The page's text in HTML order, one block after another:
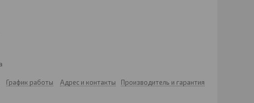
График работы Адрес и контакты Производитель и гарантия